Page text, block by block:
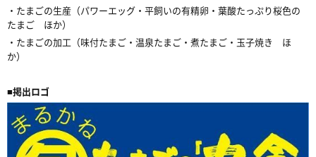
・たまごの生産（パワーエッグ・平飼いの有精卵・葉酸たっぷり桜色の
たまご ほか）
・たまごの加工（味付たまご・温泉たまご・煮たまご・玉子焼き ほ
か）
■掲出ロゴ